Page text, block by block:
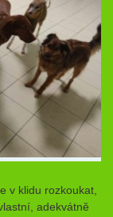
v klidu rozkoukat,
adekvátně